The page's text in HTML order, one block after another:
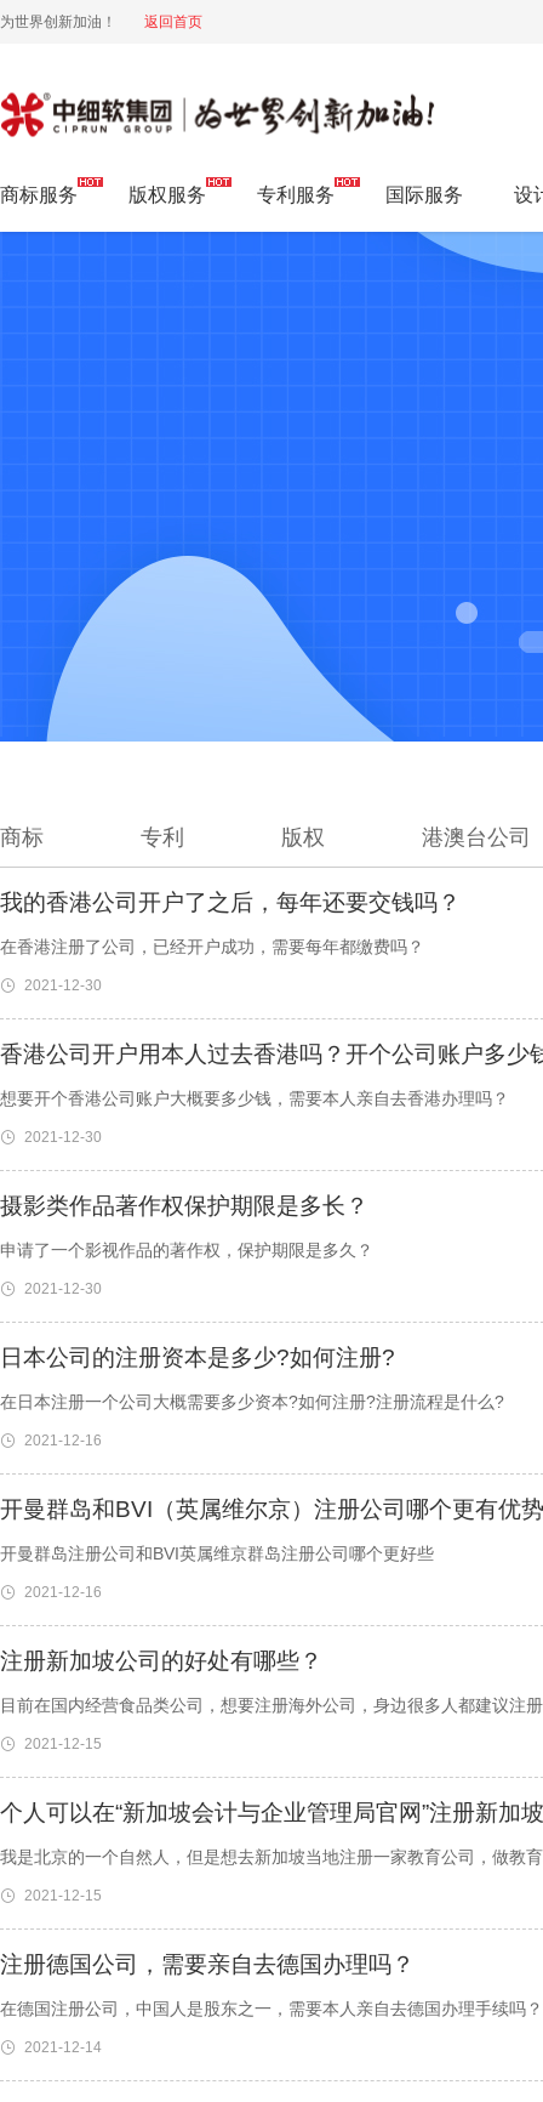
为世界创新加油！ 返回首页
知产问答
商标服务 版权服务 专利服务 国际服务 设
商标 专利 版权 港澳台公司
我的香港公司开户了之后，每年还要交钱吗？
在香港注册了公司，已经开户成功，需要每年都缴费吗？
2021-12-30
香港公司开户用本人过去香港吗？开个公司账户多少
想要开个香港公司账户大概要多少钱，需要本人亲自去香港办理吗？
2021-12-30
摄影类作品著作权保护期限是多长？
申请了一个影视作品的著作权，保护期限是多久？
2021-12-30
日本公司的注册资本是多少?如何注册?
在日本注册一个公司大概需要多少资本?如何注册?注册流程是什么?
2021-12-16
开曼群岛和BVI（英属维尔京）注册公司哪个更有优
开曼群岛注册公司和BVI英属维京群岛注册公司哪个更好些
2021-12-16
注册新加坡公司的好处有哪些？
目前在国内经营食品类公司，想要注册海外公司，身边很多人都建议注
2021-12-15
个人可以在“新加坡会计与企业管理局官网”注册新加
我是北京的一个自然人，但是想去新加坡当地注册一家教育公司，做教
2021-12-15
注册德国公司，需要亲自去德国办理吗？
在德国注册公司，中国人是股东之一，需要本人亲自去德国办理手续吗？
2021-12-14